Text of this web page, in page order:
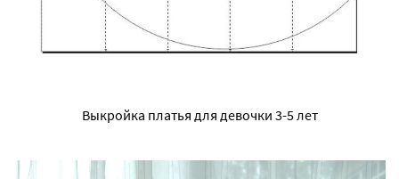
Выкройка платья для девочки 3-5 лет